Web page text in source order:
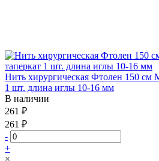
Нить хирургическая Фтолен 150 см
1 шт. длина иглы 10-16 мм
В наличии
261 ₽
261 ₽
-
+
×